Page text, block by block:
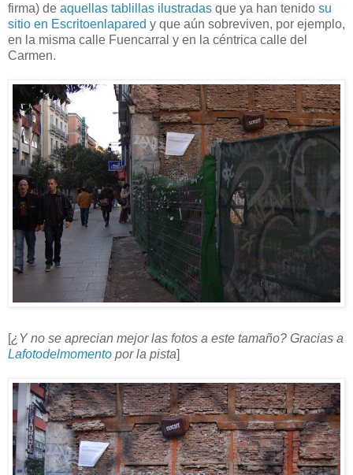
firma) de aquellas tablillas ilustradas que ya han tenido su
sitio en Escritoenlapared y que aún sobreviven, por ejemplo,
en la misma calle Fuencarral y en la céntrica calle del
Carmen.
[¿Y no se aprecian mejor las fotos a este tamaño? Gracias a
Lafotodelmomento por la pista]